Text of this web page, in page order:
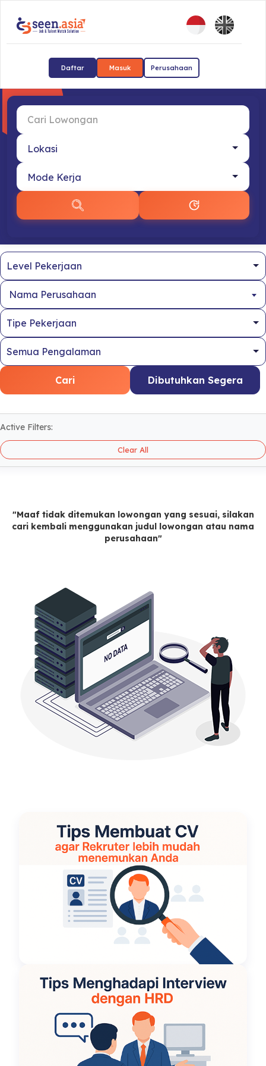
Daftar Masuk Perusahaan
Nama Perusahaan
Cari Dibutuhkan Segera
Active Filters:
Clear All
"Maaf tidak ditemukan lowongan yang sesuai, silakan
cari kembali menggunakan judul lowongan atau nama
perusahaan"